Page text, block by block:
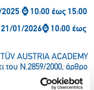
⌚10:00 έως 15:00
01/2026⌚10:00 έως
AUSTRIA ACADEMY
του Ν.2859/2000, άρθρο